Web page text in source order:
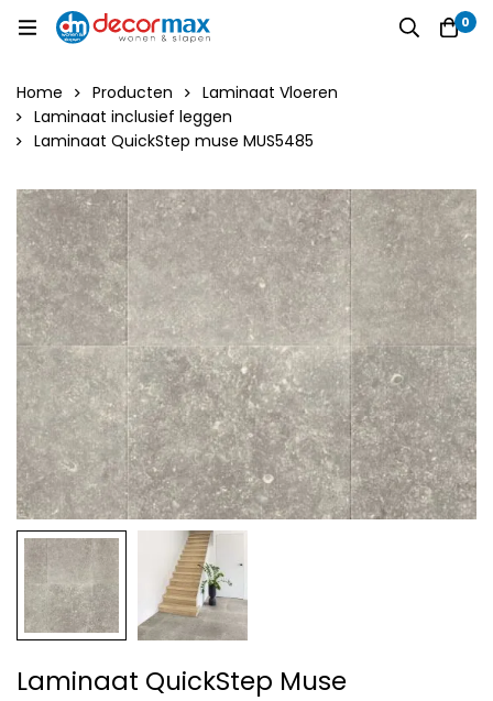
0
Home Producten
Laminaat Vloeren
Laminaat inclusief leggen
Laminaat QuickStep muse MUS5485
Laminaat QuickStep Muse